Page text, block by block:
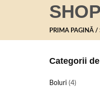
SHOP
PRIMA PAGINĂ
Categorii
Boluri (4)